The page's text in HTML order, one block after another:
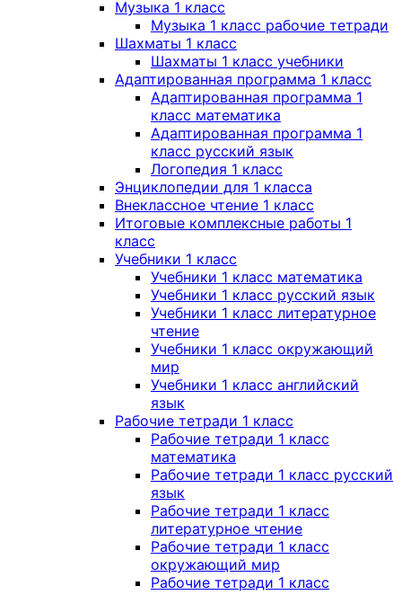
Музыка 1 класс
Музыка 1 класс рабочие тетради
Шахматы 1 класс
Шахматы 1 класс учебники
Адаптированная программа 1 класс
Адаптированная программа 1
класс математика
Адаптированная программа 1
класс русский язык
Логопедия 1 класс
Энциклопедии для 1 класса
Внеклассное чтение 1 класс
Итоговые комплексные работы 1
класс
Учебники 1 класс
Учебники 1 класс математика
Учебники 1 класс русский язык
Учебники 1 класс литературное
чтение
Учебники 1 класс окружающий
мир
Учебники 1 класс английский
язык
Рабочие тетради 1 класс
Рабочие тетради 1 класс
математика
Рабочие тетради 1 класс русский
язык
Рабочие тетради 1 класс
литературное чтение
Рабочие тетради 1 класс
окружающий мир
Рабочие тетради 1 класс